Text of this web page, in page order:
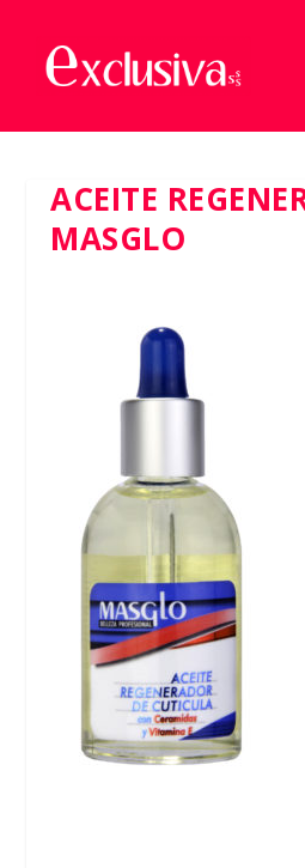
ACEITE
MASGLO